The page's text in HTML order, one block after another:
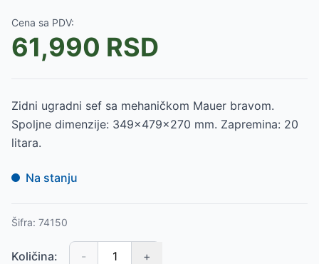
Cena sa PDV:
61,990 RSD
Zidni ugradni sef sa mehaničkom Mauer bravom.
Spoljne dimenzije: 349x479x270 mm. Zapremina: 20
litara.
Na stanju
Šifra: 74150
Količina: - +